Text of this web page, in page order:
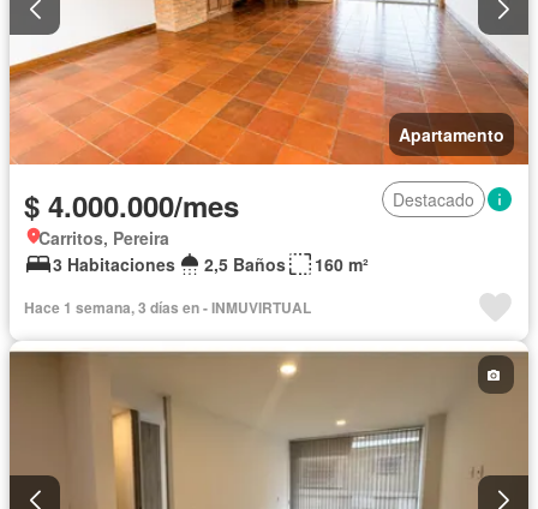
Apartamento
$ 4.000.000/mes
Destacado
Carritos, Pereira
3 Habitaciones
2,5 Baños 160 m²
Hace 1 semana, 3 días en - INMUVIRTUAL